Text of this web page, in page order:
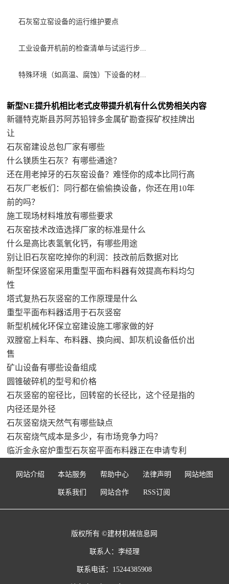
石灰窑立窑设备的运行维护要点
工业设备开机前的检查清单与试运行步...
特殊环境（如高温、腐蚀）下设备的材...
新型NE提升机相比老式皮带提升机有什么优势相关内容
新疆特克斯县苏阿苏铅锌多金属矿勘查探矿权挂牌出
让
石灰窑建设总包厂家有哪些
什么镁质生石灰？有哪些通途？
还在用老掉牙的石灰窑设备？难怪你的成本比同行高
石灰厂老板们：同行都在偷偷换设备，你还在用10年
前的吗？
施工现场材料堆放有哪些要求
石灰窑技术改造选择厂家的标准是什么
什么是高比表氢氧化钙，有哪些用途
别让旧石灰窑吃掉你的利润：技改前后数据对比
新型环保竖窑采用重型平面布料器有效提高布料均匀
性
塔式复热石灰竖窑的工作原理是什么
重型平面布料器适用于石灰竖窑
新型机械化环保立窑建设施工哪家做的好
双膛窑上料车、布料器、换向阀、卸灰机设备低价出
售
矿山设备有哪些设备组成
圆锥破碎机的型号和价格
石灰竖窑的窑径比，回转窑的长径比，这个径是指的
内径还是外径
石灰竖窑烧天然气有哪些缺点
石灰窑烧气成本是多少，有市场竞争力吗？
临沂金永窑炉重型石灰窑平面布料器正在申请专利
网站介绍 本站服务 帮助中心 法律声明 网站地图
联系我们 网站合作 RSS订阅
版权所有 ©建材机械信息网
联系人：李经理
联系电话：15244385908